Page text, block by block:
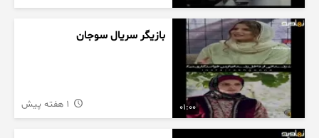
01:00
بازیگر سریال سوجان